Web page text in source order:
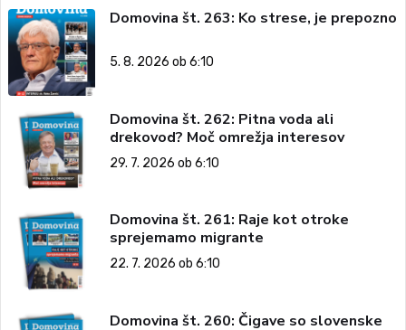
Domovina št. 263: Ko strese, je prepozno
5. 8. 2026 ob 6:10
Domovina št. 262: Pitna voda ali
drekovod? Moč omrežja interesov
29. 7. 2026 ob 6:10
Domovina št. 261: Raje kot otroke
sprejemamo migrante
22. 7. 2026 ob 6:10
Domovina št. 260: Čigave so slovenske